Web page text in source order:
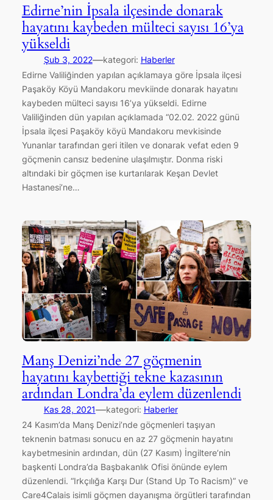
Edirne’nin İpsala ilçesinde donarak
hayatını kaybeden mülteci sayısı 16’ya
yükseldi
Şub 3, 2022—kategori: Haberler
Edirne Valiliğinden yapılan açıklamaya göre İpsala ilçesi
Paşaköy Köyü Mandakoru mevkiinde donarak hayatını
kaybeden mülteci sayısı 16’ya yükseldi. Edirne
Valiliğinden dün yapılan açıklamada “02.02. 2022 günü
İpsala ilçesi Paşaköy köyü Mandakoru mevkisinde
Yunanlar tarafından geri itilen ve donarak vefat eden 9
göçmenin cansız bedenine ulaşılmıştır. Donma riski
altındaki bir göçmen ise kurtarılarak Keşan Devlet
Hastanesi’ne…
Manş Denizi’nde 27 göçmenin
hayatını kaybettiği tekne kazasının
ardından Londra’da eylem düzenlendi
Kas 28, 2021—kategori: Haberler
24 Kasım’da Manş Denizi’nde göçmenleri taşıyan
teknenin batması sonucu en az 27 göçmenin hayatını
kaybetmesinin ardından, dün (27 Kasım) İngiltere’nin
başkenti Londra’da Başbakanlık Ofisi önünde eylem
düzenlendi. “Irkçılığa Karşı Dur (Stand Up To Racism)” ve
Care4Calais isimli göçmen dayanışma örgütleri tarafından